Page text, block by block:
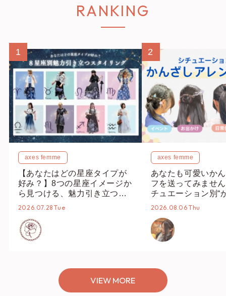
RANKING
1
axes femme
【あなたはどの星座タイプが
好み？】8つの星座イメージか
ら見つける、魅力引き立つス
タイリング♡
2026.07.28 Tue
2
axes femme
あなたも可愛いか
フを送ってみませ
チュエーション別“
オススメ【ショッ
2026.08.06 Thu
VIEW MORE